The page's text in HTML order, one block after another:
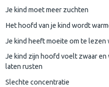
Je kind moet meer zuchten
Het hoofd van je kind wordt
Je kind heeft moeite om te lezen
Je kind zijn hoofd voelt zwaar en
laten rusten
Slechte concentratie